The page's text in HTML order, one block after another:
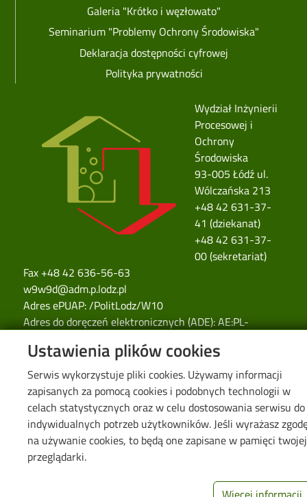
Ustawienia plików cookies
Serwis wykorzystuje pliki cookies. Używamy informacji
zapisanych za pomocą cookies i podobnych technologii w
celach statystycznych oraz w celu dostosowania serwisu do
indywidualnych potrzeb użytkowników. Jeśli wyrażasz
na używanie cookies, to będą one zapisane w pamięci twojej
przeglądarki.
Wydział Inżynierii
Procesowej i
Ochrony
Środowiska
93-005 Łódź ul.
Wólczańska 213
+48 42 631-37-
41 (dziekanat)
+48 42 631-37-
00 (sekretariat)
Fax +48 42 636-56-63
w9w9d@adm.p.lodz.pl
Adres ePUAP: /PolitLodz/W10
Adres do doręczeń elektronicznych (ADE): AE:PL-
Galeria "Krótko i węzłowato"
Seminarium "Problemy Ochrony Środowiska"
Deklaracja dostępności cyfrowej
Polityka prywatności
© 2026Politechnika Łódzka